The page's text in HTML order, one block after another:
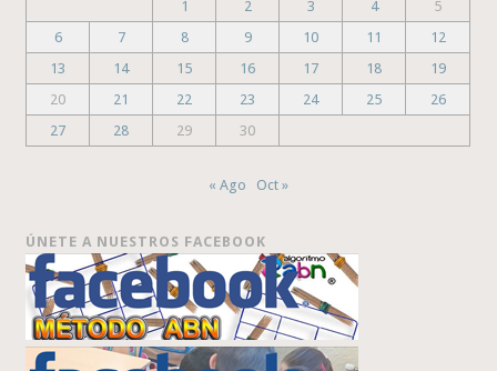
1
2 3 4
5
6
7 8 9 10 11
12
13
14 15 16 17 18
19
20
21 22 23 24 25
26
27
28 29 30
« Ago Oct »
ÚNETE A NUESTROS FACEBOOK